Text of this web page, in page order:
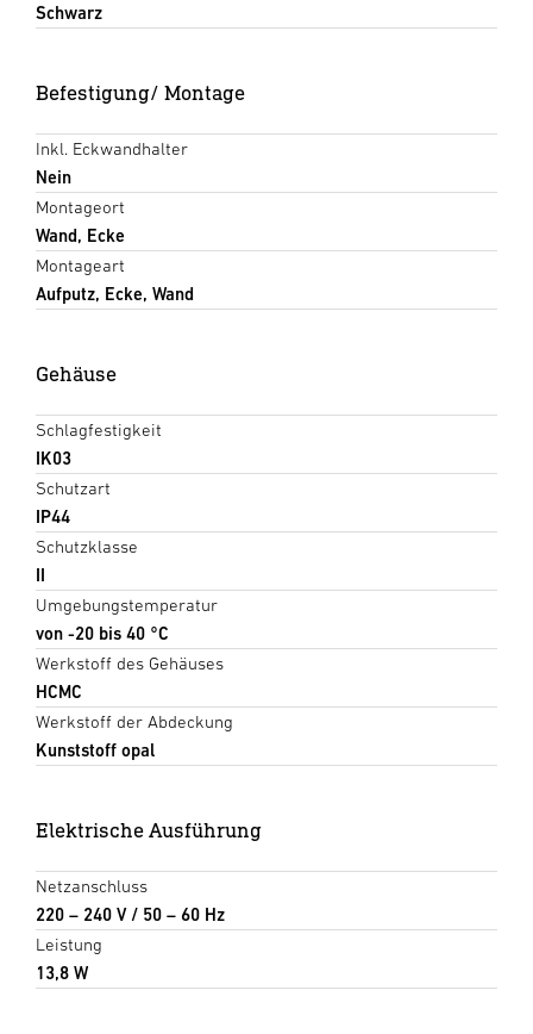
Schwarz
Befestigung/ Montage
Inkl. Eckwandhalter
Nein
Montageort
Wand, Ecke
Montageart
Aufputz, Ecke, Wand
Gehäuse
Schlagfestigkeit
IK03
Schutzart
IP44
Schutzklasse
II
Umgebungstemperatur
von -20 bis 40 °C
Werkstoff des Gehäuses
HCMC
Werkstoff der Abdeckung
Kunststoff opal
Elektrische Ausführung
Netzanschluss
220 – 240 V / 50 – 60 Hz
Leistung
13,8 W